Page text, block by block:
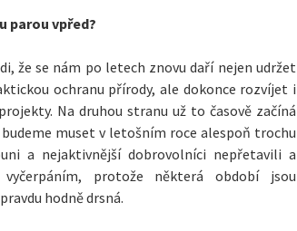
parou vpřed?
že se nám po letech znovu daří nejen udržet
ochranu přírody, ale dokonce rozvíjet i
Na druhou stranu už to časově začíná
muset v letošním roce alespoň trochu
a nejaktivnější dobrovolníci nepřetavili a
vyčerpáním, protože některá období jsou
hodně drsná.